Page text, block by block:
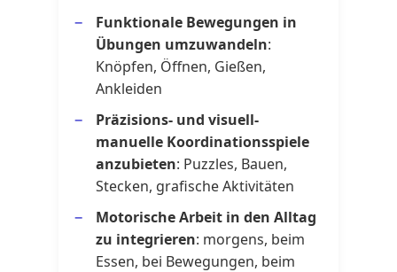
Funktionale Bewegungen in
Übungen umzuwandeln:
Knöpfen, Öffnen, Gießen,
Ankleiden
Präzisions- und visuell-
manuelle Koordinationsspiele
anzubieten: Puzzles, Bauen,
Stecken, grafische Aktivitäten
Motorische Arbeit in den Alltag
zu integrieren: morgens, beim
Essen, bei Bewegungen, beim